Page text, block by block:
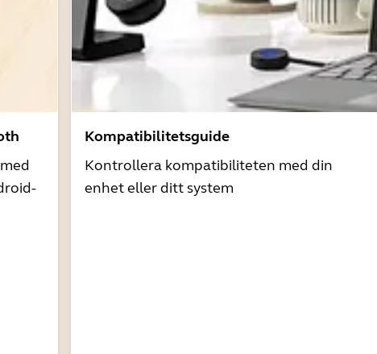
Kompatibilitetsguide
Kontrollera kompatibiliteten med din
enhet eller ditt system